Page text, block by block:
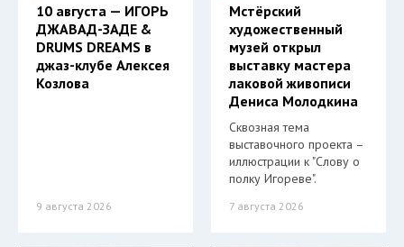
10 августа — ИГОРЬ
ДЖАВАД-ЗАДЕ &
DRUMS DREAMS в
джаз-клубе Алексея
Козлова
9 августа 2026
Мстёрский
художественный
музей открыл
выставку мастера
лаковой живописи
Дениса Молодкина
Сквозная тема
выставочного проекта –
иллюстрации к "Слову о
полку Игореве".
7 августа 2026